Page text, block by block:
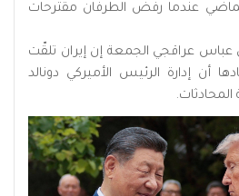
عندما رفض الطرفان مقترحات
عباس عراقجي الجمعة إن إيران تلقّت
أن إدارة الرئيس الأميركي دونالد